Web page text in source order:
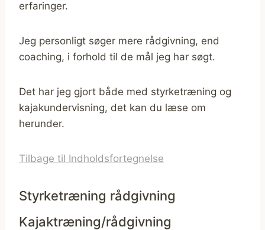
erfaringer.
Jeg personligt søger mere rådgivning, end
coaching, i forhold til de mål jeg har søgt.
Det har jeg gjort både med styrketræning og
kajakundervisning, det kan du læse om
herunder.
Tilbage til Indholdsfortegnelse
Styrketræning rådgivning
Kajaktræning/rådgivning